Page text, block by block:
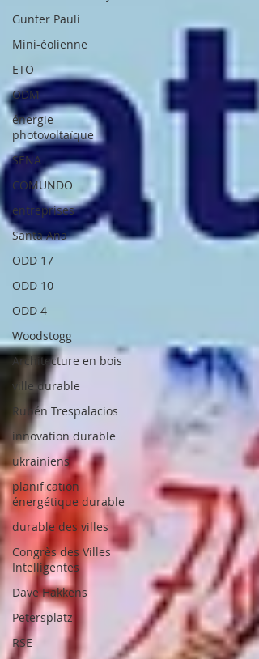
Gunter Pauli
Mini-éolienne
ETO
ODM
énergie
photovoltaïque
SENA
COMUNDO
entreprises
Santa Ana
ODD 17
ODD 10
ODD 4
Woodstogg
Architecture en bois
ville durable
Rubén Trespalacios
innovation durable
ukrainiens
planification
énergétique durable
durable des villes
Congrès des Villes
Intelligentes
Dave Hakkens
Petersplatz
RSE